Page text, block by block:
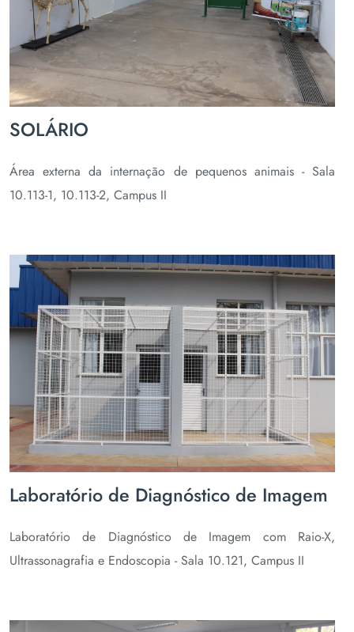
SOLÁRIO
Área externa da internação de pequenos animais - Sala
10.113-1, 10.113-2, Campus II
Laboratório de Diagnóstico de Imagem
Laboratório de Diagnóstico de Imagem com Raio-X,
Ultrassonagrafia e Endoscopia - Sala 10.121, Campus II